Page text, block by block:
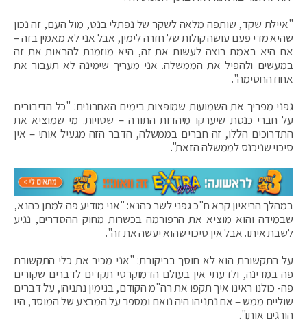
"איילת שקד, שותפה מלאה לשקר של נפתלי בנט, מול העם, זה נכון
שהיא מדי פעם עושה קולות של חזרה לימין, אבל אני לא מאמין בזה –
אם היא באמת רוצה לעשות את זה, היא מוזמנת להראות את זה
במעשים ולהפיל את הממשלה. אני מעריך שימינה לא תעבור את
אחוז החסימה".
גפני מפריך את השמועות שמופצות בימים האחרונים: "כל הדיבורים
על חברי כנסת שיערקו מיהדות התורה – שטויות. מי שמוציא את
התדרוכים הללו, זה חברים בממשלה, הדבר הזה מגעיל אותי – אין
סיכוי שניכנס לממשלה הזאת".
במהלך הריאיון קרא ח"כ גפני לשר כהנא: "אני מודיע פה למתן כהנא,
שבמידה והוא מוציא את הרפורמה בכשרות מחוק ההסדרים, נגיע
לשבת איתו. אבל אין סיכוי שהוא יעשה את זה".
על התקשורת הוא לא חוסך בביקורת: "אני מכיר את כלי התקשורת
פה במדינה, ולדעתי אין בעולם הדמוקרטי תקדים לדברים שקורים
פה- כולנו ראינו איך תקפו את רה"מ הקודם, בנימין נתניהו, על דברים
שוליים ממש – אם נתניהו היה נואם ומספר על המבצע של המוסד, היו
הורגים אותו".